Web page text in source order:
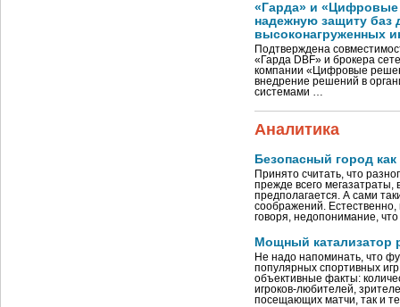
«Гарда» и
надежную защиту баз
высоконагруженных
Подтверждена
«Гарда DBF» и брокера
компании «Цифровые
внедрение решений в
системами …
Аналитика
Безопасный город
Принято считать, что
прежде всего мегазатраты,
предполагается. А сами
соображений. Естественно,
говоря, недопонимание,
Мощный катализатор
Не надо напоминать, что
популярных спортивных
объективные факты:
игроков-любителей,
посещающих матчи, так и